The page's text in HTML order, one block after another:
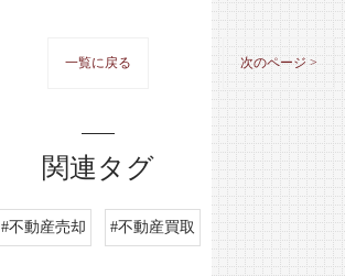
一覧に戻る 次のページ >
関連タグ
#不動産売却 #不動産買取